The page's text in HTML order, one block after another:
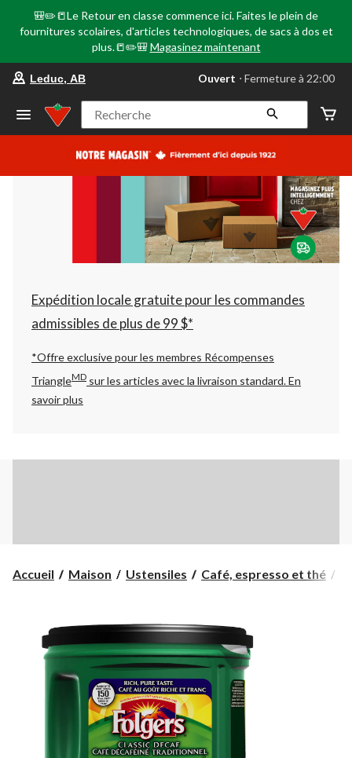
🎒✏️📒Le Retour en classe commence ici. Faites le plein de
fournitures scolaires, d'articles technologiques, de sacs à dos et
plus.📒✏️🎒 Magasinez maintenant
votre
préféré
Leduc,
AB,
courament
Fermeture
à
22:00
cliquer
pour
changer
Leduc, AB Ouvert ⋅ Fermeture à 22:00
Recherche
Expédition locale gratuite pour les commandes
admissibles de plus de 99 $*
*Offre exclusive pour les membres Récompenses
TriangleMD sur les articles avec la livraison standard.En
savoir plus
Accueil Maison Ustensiles Café, espresso et thé